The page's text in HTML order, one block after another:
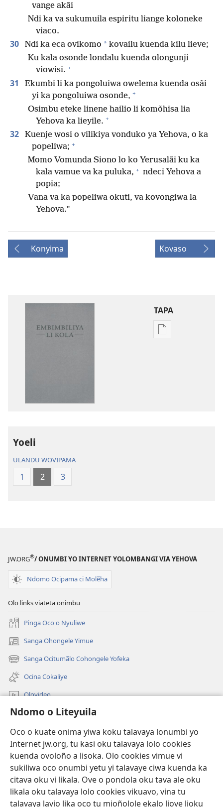
Ndomo o Liteyuila
Oco o kuate onima yiwa koku talavaya lonumbi yo
Internet jw.org, tu kasi oku talavaya lolo cookies
kuenda ovoloño a lisoka. Olo cookies vimue vi
sukiliwa oco onumbi yetu yi talavaye ciwa kuenda ka
citava oku vi likala. Ove o pondola oku tava ale oku
likala oku talavaya lolo cookies vikuavo, vina tu
talavaya lavio lika oco tu mioñolole ekalo liove lioku
vange akãi
Ndi ka va sukumuila espiritu liange koloneke
viaco.
30 Ndi ka eca ovikomo * kovailu kuenda kilu lieve;
Ku kala osonde londalu kuenda olongunji
viowisi. +
31
Ekumbi li ka pongoluiwa owelema kuenda osãi
yi ka pongoluiwa osonde, +
Osimbu eteke linene hailio li komõhisa lia
Yehova ka lieyile. +
32
Kuenje wosi o vilikiya vonduko ya Yehova, o ka
popeliwa; +
Momo Vomunda Siono lo ko Yerusalãi ku ka
kala vamue va ka puluka, + ndeci Yehova a
popia;
Vana va ka popeliwa okuti, va kovongiwa la
Yehova.”
Konyima Kovaso
TAPA
Publication
Yoeli
ULANDU WOVIPAMA
1 2 3
JW.ORG®/ ONUMBI YO INTERNET YOLOMBANGI VIA YEHOVA
Ndomo Ocipama ci Molẽha
Olo links viateta onimbu
Pinga Oco o Nyuliwe
Sanga Ohongele Yimue
(yikula
onjanela
yokaliye)
Sanga Ocitumãlo Cohongele Yofeka
(yikula
onjanela
yokaliye)
Ocina Cokaliye
Olovideo
Videos with Audio Descriptions
Sandiliya
Ekuatiso
Olombanjaile
(yikula
onjanela
yokaliye)OCISELEKO CALIVULU VO INTERNET Colombangi Via